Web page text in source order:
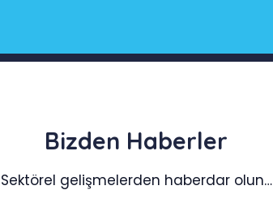
Bizden Haberler
Sektörel gelişmelerden haberdar olun…